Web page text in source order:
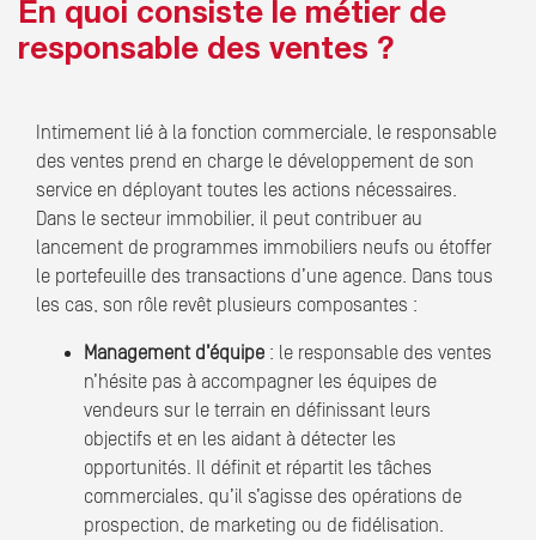
En quoi consiste le métier de
responsable des ventes ?
Intimement lié à la fonction commerciale, le responsable
des ventes prend en charge le développement de son
service en déployant toutes les actions nécessaires.
Dans le secteur immobilier, il peut contribuer au
lancement de programmes immobiliers neufs ou étoffer
le portefeuille des transactions d’une agence. Dans tous
les cas, son rôle revêt plusieurs composantes :
Management d’équipe : le responsable des ventes
n’hésite pas à accompagner les équipes de
vendeurs sur le terrain en définissant leurs
objectifs et en les aidant à détecter les
opportunités. Il définit et répartit les tâches
commerciales, qu’il s’agisse des opérations de
prospection, de marketing ou de fidélisation.